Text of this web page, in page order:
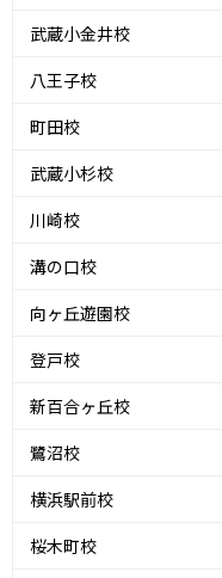
武蔵小金井校
八王子校
町田校
武蔵小杉校
川崎校
溝の口校
向ヶ丘遊園校
登戸校
新百合ヶ丘校
鷺沼校
横浜駅前校
桜木町校